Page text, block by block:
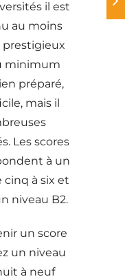
il est
au moins
prestigieux
minimum
préparé,
mais il
Les scores
à un
cinq à six et
niveau B2.
un score
un niveau
à neuf